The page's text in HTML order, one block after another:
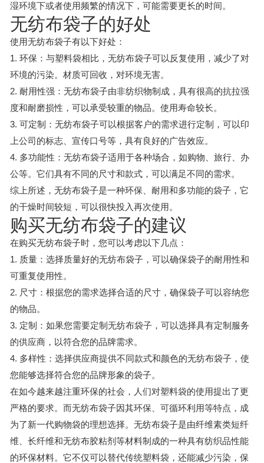
湿环境下或者使用频繁的情况下，可能需要更长的时间。
无纺布袋子的好处
使用无纺布袋子有以下好处：
1. 环保：与塑料袋相比，无纺布袋子可以反复使用，减少了对
环境的污染。材质可回收，对环境无害。
2. 耐用性强：无纺布袋子由非纺织物制成，具有很高的抗拉强
度和耐磨损性，可以承受较重的物品。使用寿命较长。
3. 可定制：无纺布袋子可以根据客户的需求进行定制，可以印
上公司的标志、宣传口号等，具有良好的广告效应。
4. 多功能性：无纺布袋子适用于各种场合，如购物、旅行、办
公等。它们具有不同的尺寸和款式，可以满足不同的需求。
综上所述，无纺布袋子是一种环保、耐用和多功能的袋子，它
的干燥时间较短，可以很快投入再次使用。
购买无纺布袋子的建议
在购买无纺布袋子时，您可以考虑以下几点：
1. 质量：选择质量好的无纺布袋子，可以确保袋子的耐用性和
可重复使用性。
2. 尺寸：根据您的需求选择合适的尺寸，确保袋子可以容纳您
的物品。
3. 定制：如果您需要定制无纺布袋子，可以选择具有定制服务
的供应商，以符合您的品牌需求。
4. 多样性：选择供应商提供不同款式和颜色的无纺布袋子，使
您能够选择符合您的品牌形象的袋子。
在如今越来越注重环保的社会，人们对塑料袋的使用提出了更
严格的要求。而无纺布袋子因其环保、可循环利用等特点，成
为了新一代购物袋的理想选择。无纺布袋子是由纤维素类短纤
维、长纤维和无纺布胶粘剂等材料制成的一种具有纺织品性能
的环保材料。它不仅可以替代传统塑料袋，还能减少污染，保